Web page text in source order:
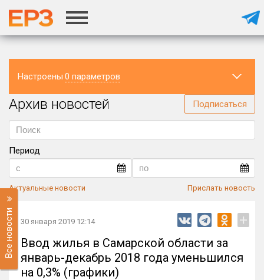
Настроены 0 параметров
Регион
Архив новостей Подписаться
Период
Актуальные новости Прислать новость
Все новости 30 января 2019 12:14 +
Ввод жилья в Самарской области за
январь-декабрь 2018 года уменьшился
на 0,3% (графики)